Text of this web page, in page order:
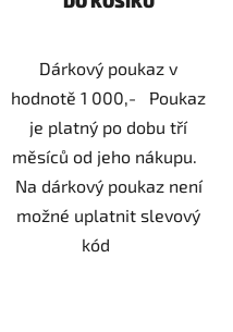
Dárkový poukaz v
hodnotě 1 000,- Poukaz
je platný po dobu tří
měsíců od jeho nákupu.
Na dárkový poukaz není
možné uplatnit slevový
kód